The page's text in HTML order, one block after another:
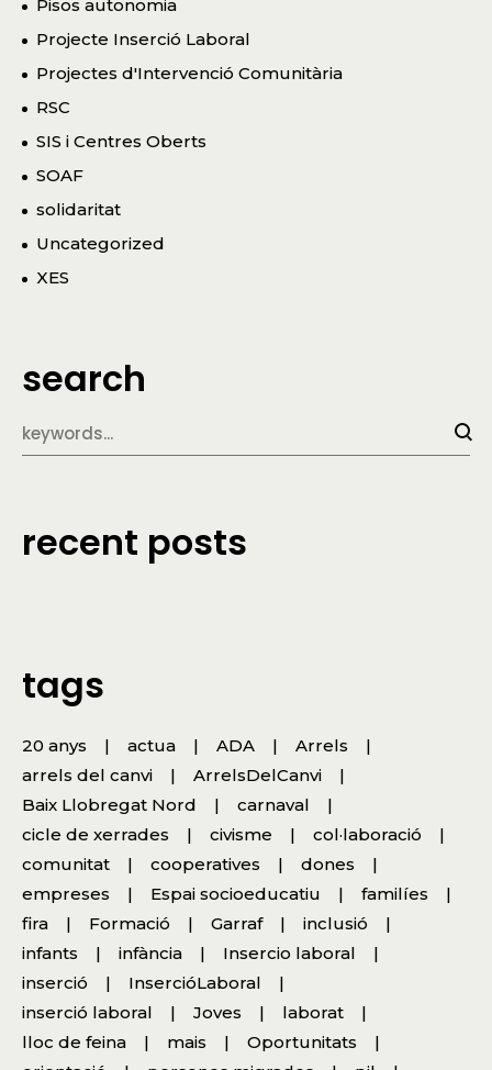
Pisos autonomia
Projecte Inserció Laboral
Projectes d'Intervenció Comunitària
RSC
SIS i Centres Oberts
SOAF
solidaritat
Uncategorized
XES
search
recent posts
tags
20 anys actua ADA
Arrels
arrels del canvi
ArrelsDelCanvi
Baix Llobregat Nord
carnaval
cicle de xerrades
civisme
col·laboració
comunitat
cooperatives
dones
empreses
Espai socioeducatiu
familíes
fira
Formació Garraf
inclusió
infants
infància
Insercio laboral
inserció
InsercióLaboral
inserció laboral
Joves
laborat
lloc de feina
mais
Oportunitats